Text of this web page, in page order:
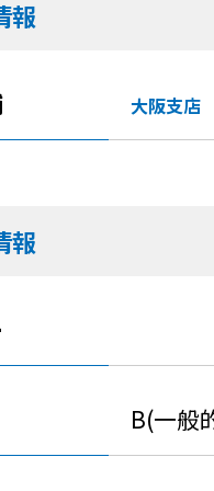
報
大阪支店
報
B(一般